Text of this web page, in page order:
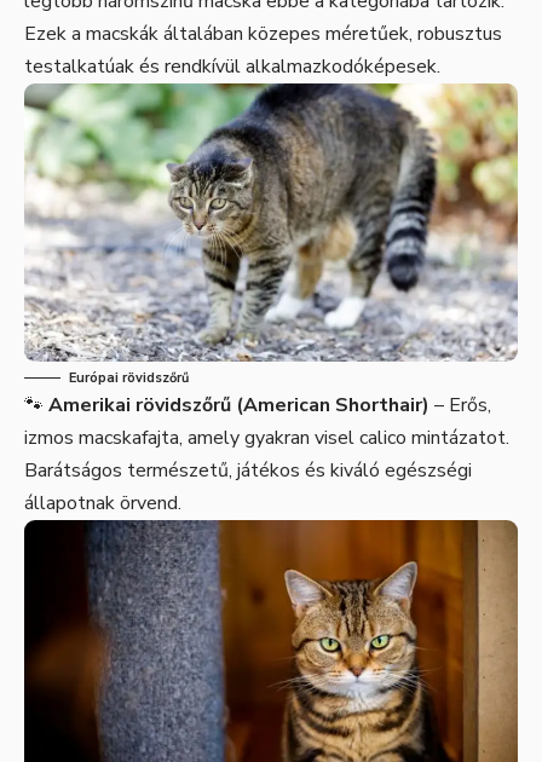
Ezek a macskák általában közepes méretűek, robusztus
testalkatúak és rendkívül alkalmazkodóképesek.
Európai rövidszőrű
🐾 Amerikai rövidszőrű (American Shorthair) – Erős,
izmos macskafajta, amely gyakran visel calico mintázatot.
Barátságos természetű, játékos és kiváló egészségi
állapotnak örvend.